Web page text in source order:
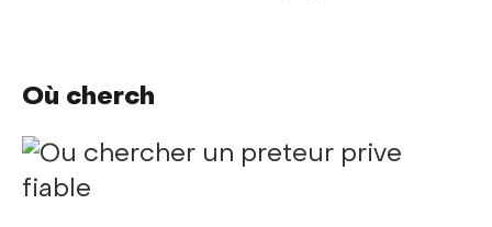
Où cherch